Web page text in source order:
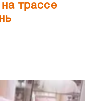
трассе